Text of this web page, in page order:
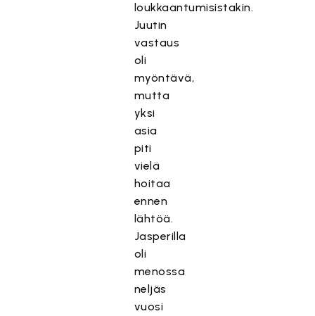
loukkaantumisistakin.
Juutin
vastaus
oli
myöntävä,
mutta
yksi
asia
piti
vielä
hoitaa
ennen
lähtöä.
Jasperilla
oli
menossa
neljäs
vuosi